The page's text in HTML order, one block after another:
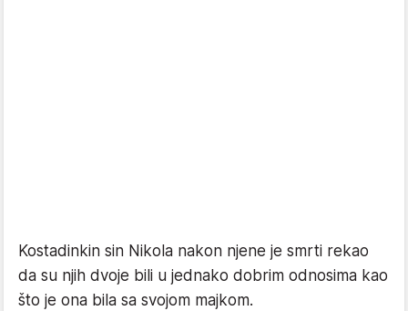
Kostadinkin sin Nikola nakon njene je smrti rekao
da su njih dvoje bili u jednako dobrim odnosima kao
što je ona bila sa svojom majkom.